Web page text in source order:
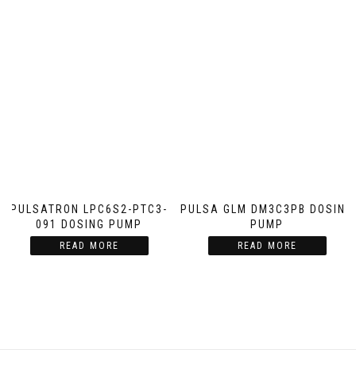
PULSATRON LPC6S2-PTC3-
091 DOSING PUMP
READ MORE
PULSA GLM DM3C3PB DOSING
PUMP
READ MORE